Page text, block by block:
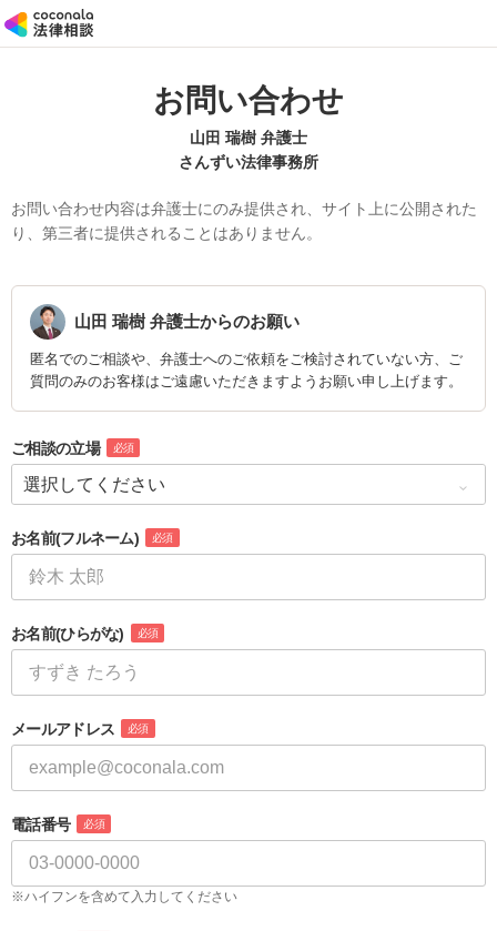
お問い合わせ
山田 瑞樹 弁護士
さんずい法律事務所
お問い合わせ内容は弁護士にのみ提供され、サイト上に公開された
り、第三者に提供されることはありません。
山田 瑞樹 弁護士からのお願い
匿名でのご相談や、弁護士へのご依頼をご検討されていない方、ご
質問のみのお客様はご遠慮いただきますようお願い申し上げます。
ご相談の立場 必須
お名前(フルネーム) 必須
お名前(ひらがな) 必須
メールアドレス 必須
電話番号 必須
※ハイフンを含めて入力してください